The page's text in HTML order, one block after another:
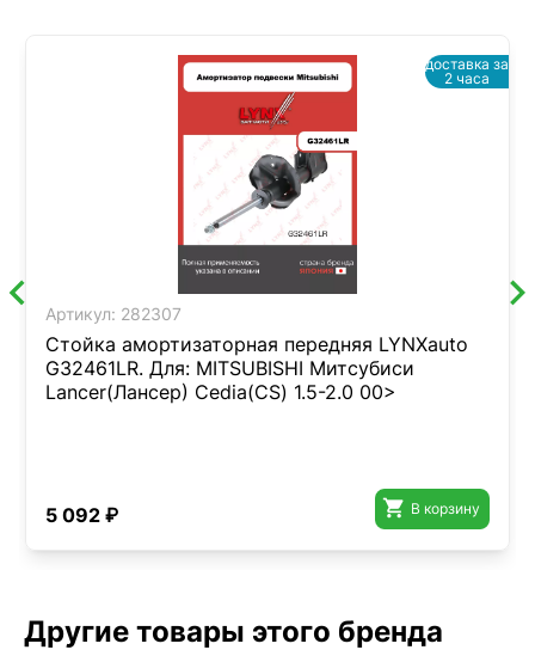
Артикул: 282307
Стойка амортизаторная передняя LYNXauto
G32461LR. Для: MITSUBISHI Митсубиси
Lancer(Лансер) Cedia(CS) 1.5-2.0 00>
5 092 ₽  В корзину
доставка за
2 часа
Другие товары этого бренда